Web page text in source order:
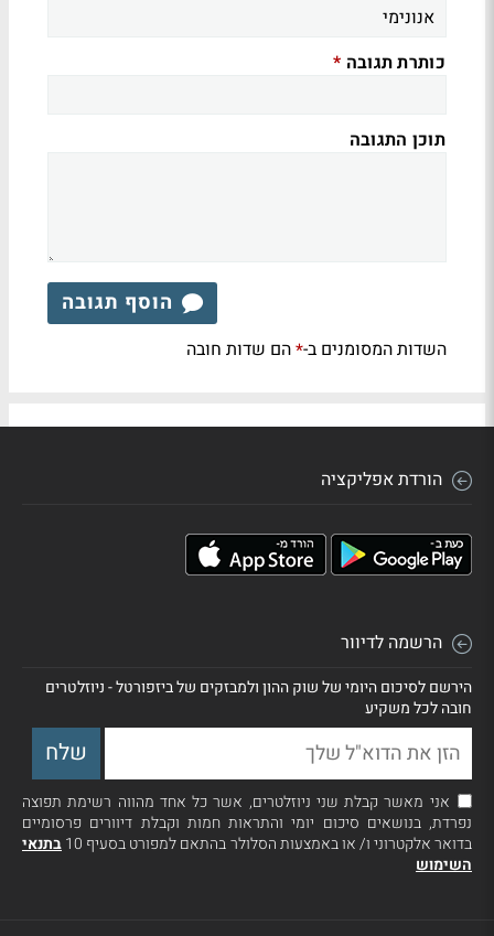
כותרת תגובה *
תוכן התגובה
הוסף תגובה
השדות המסומנים ב-*הם שדות חובה
הורדת אפליקציה
הרשמה לדיוור
הירשם לסיכום היומי של שוק ההון ולמבזקים של ביזפורטל - ניוזלטרים
חובה לכל משקיע
אני מאשר קבלת שני ניוזלטרים, אשר כל אחד מהווה רשימת תפוצה
נפרדת, בנושאים סיכום יומי והתראות חמות וקבלת דיוורים פרסומיים
בדואר אלקטרוני ו/ או באמצעות הסלולר בהתאם למפורט בסעיף 10
בתנאי
השימוש